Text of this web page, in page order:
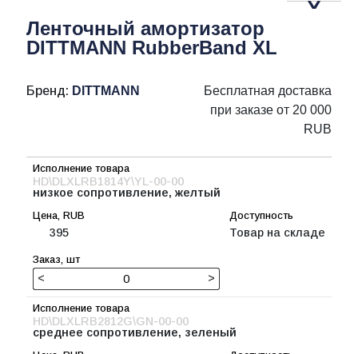
Ленточный амортизатор
DITTMANN RubberBand XL
Бренд: DITTMANN
Бесплатная доставка
при заказе от 20 000
RUB
HD\DLXLRB1814Y\YL-00-00
низкое сопротивление, желтый
395 Товар на складе
< >
HD\DLXLRB2812G\GN-00-00
среднее сопротивление, зеленый